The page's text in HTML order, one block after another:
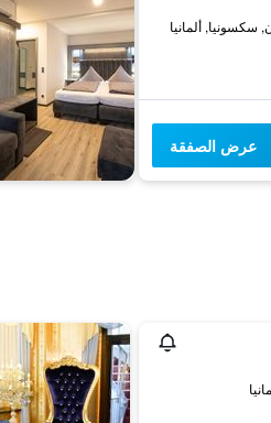
عرض الصفقة